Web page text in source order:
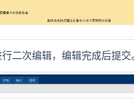
二次编辑，编辑完成后提交